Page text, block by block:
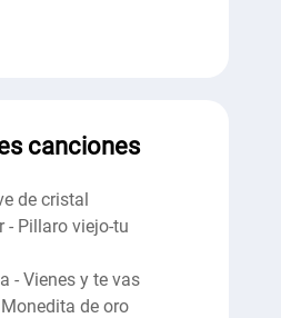
canciones
de cristal
- Pillaro viejo-tu
- Vienes y te vas
de oro